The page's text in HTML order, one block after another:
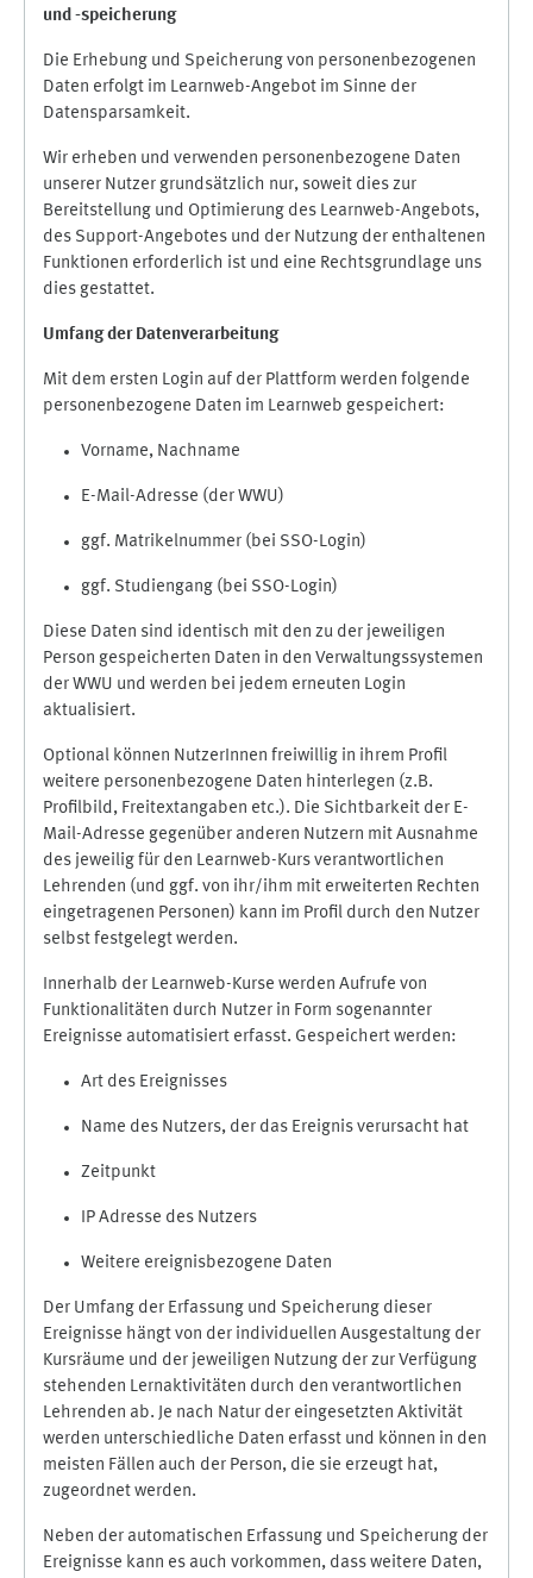
und -speicherung
Die Erhebung und Speicherung von personenbezogenen
Daten erfolgt im Learnweb-Angebot im Sinne der
Datensparsamkeit.
Wir erheben und verwenden personenbezogene Daten
unserer Nutzer grundsätzlich nur, soweit dies zur
Bereitstellung und Optimierung des Learnweb-Angebots,
des Support-Angebotes und der Nutzung der enthaltenen
Funktionen erforderlich ist und eine Rechtsgrundlage uns
dies gestattet.
Umfang der Datenverarbeitung
Mit dem ersten Login auf der Plattform werden folgende
personenbezogene Daten im Learnweb gespeichert:
Vorname, Nachname
E-Mail-Adresse (der WWU)
ggf. Matrikelnummer (bei SSO-Login)
ggf. Studiengang (bei SSO-Login)
Diese Daten sind identisch mit den zu der jeweiligen
Person gespeicherten Daten in den Verwaltungssystemen
der WWU und werden bei jedem erneuten Login
aktualisiert.
Optional können NutzerInnen freiwillig in ihrem Profil
weitere personenbezogene Daten hinterlegen (z.B.
Profilbild, Freitextangaben etc.). Die Sichtbarkeit der E-
Mail-Adresse gegenüber anderen Nutzern mit Ausnahme
des jeweilig für den Learnweb-Kurs verantwortlichen
Lehrenden (und ggf. von ihr/ihm mit erweiterten Rechten
eingetragenen Personen) kann im Profil durch den Nutzer
selbst festgelegt werden.
Innerhalb der Learnweb-Kurse werden Aufrufe von
Funktionalitäten durch Nutzer in Form sogenannter
Ereignisse automatisiert erfasst. Gespeichert werden:
Art des Ereignisses
Name des Nutzers, der das Ereignis verursacht hat
Zeitpunkt
IP Adresse des Nutzers
Weitere ereignisbezogene Daten
Der Umfang der Erfassung und Speicherung dieser
Ereignisse hängt von der individuellen Ausgestaltung der
Kursräume und der jeweiligen Nutzung der zur Verfügung
stehenden Lernaktivitäten durch den verantwortlichen
Lehrenden ab. Je nach Natur der eingesetzten Aktivität
werden unterschiedliche Daten erfasst und können in den
meisten Fällen auch der Person, die sie erzeugt hat,
zugeordnet werden.
Neben der automatischen Erfassung und Speicherung der
Ereignisse kann es auch vorkommen, dass weitere Daten,